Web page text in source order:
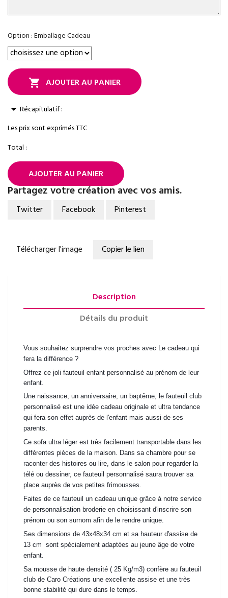
Option : Emballage Cadeau
 AJOUTER AU PANIER
arrow_drop_down Récapitulatif :
Les prix sont exprimés TTC
Total :
AJOUTER AU PANIER
Partagez votre création avec vos amis.
Twitter Facebook Pinterest
Télécharger l'image Copier le lien
Description
Détails du produit
Vous souhaitez surprendre vos proches avec Le cadeau qui
fera la différence ?
Offrez ce joli fauteuil enfant personnalisé au prénom de leur
enfant.
Une naissance, un anniversaire, un baptême, le fauteuil club
personnalisé est une idée cadeau originale et ultra tendance
qui fera son effet auprès de l'enfant mais aussi de ses
parents.
Ce sofa ultra léger est très facilement transportable dans les
différentes pièces de la maison. Dans sa chambre pour se
raconter des histoires ou lire, dans le salon pour regarder la
télé ou dessiner, ce fauteuil personnalisé saura trouver sa
place auprès de vos petites frimousses.
Faites de ce fauteuil un cadeau unique grâce à notre service
de personnalisation broderie en choisissant d'inscrire son
prénom ou son surnom afin de le rendre unique.
Ses dimensions de 43x48x34 cm et sa hauteur d'assise de
13 cm sont spécialement adaptées au jeune âge de votre
enfant.
Sa mousse de haute densité ( 25 Kg/m3) confère au fauteuil
club de Caro Créations une excellente assise et une très
bonne stabilité qui dure dans le temps.